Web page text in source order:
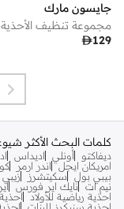
جايسون مارك
129
كلمات البحث الأكثر
ديفاكتو أونلي اديداس
امريكان ايجل
اندر ارمر
بيبي بول
سكيتشرز زيبي
نيم ات نايك اير فورس
احذية رياضية للأولاد